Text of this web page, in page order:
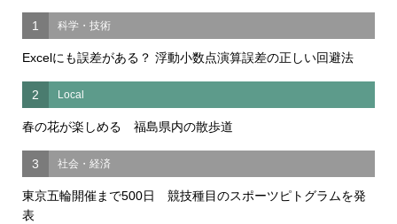
1 科学・技術
Excelにも誤差がある？ 浮動小数点演算誤差の正しい回避法
2 Local
春の花が楽しめる 福島県内の散歩道
3 社会・経済
東京五輪開催まで500日 競技種目のスポーツピトグラムを発
表